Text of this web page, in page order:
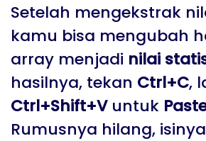
Setelah mengekstrak
kamu bisa mengubah
array menjadi nilai
hasilnya, tekan Ctrl+C,
Ctrl+Shift+Vuntuk
Rumusnya hilang,